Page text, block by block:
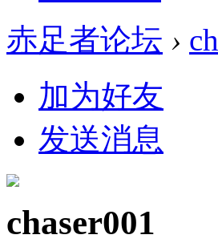
赤足者论坛 ›
加为好友
发送消息
chaser001